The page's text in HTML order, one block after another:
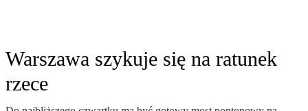
Warszawa szykuje się na ratunek
rzece